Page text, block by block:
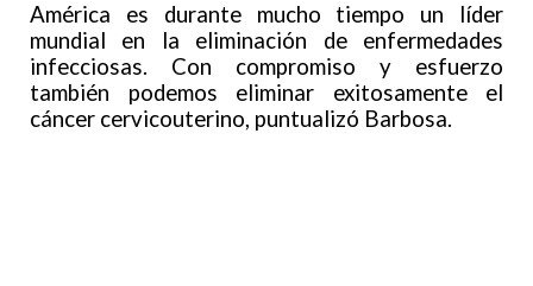
América es durante mucho tiempo un líder
mundial en la eliminación de enfermedades
infecciosas. Con compromiso y esfuerzo
también podemos eliminar exitosamente el
cáncer cervicouterino, puntualizó Barbosa.